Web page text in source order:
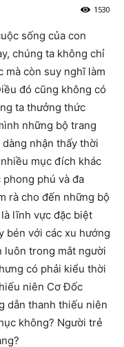
1530
sống của con
chúng ta không chỉ
mà còn suy nghĩ làm
đó cũng không có
ta thưởng thức
những bộ trang
nhận thấy thời
mục đích khác
phú và đa
rà cho đến những bộ
lĩnh vực đặc biệt
bén với các xu hướng
luôn trong mắt người
có phải kiểu thời
niên Cơ Đốc
dẫn thanh thiếu niên
không? Người trẻ